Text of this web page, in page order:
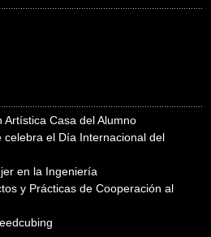
Casa del Alumno
celebra el Día Internacional del
en la Ingeniería
y Prácticas de Cooperación al